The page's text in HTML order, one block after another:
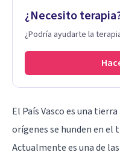
¿Necesito
¿Podría ayudarte la
El País Vasco es una
orígenes se hunden en el
Actualmente es una de